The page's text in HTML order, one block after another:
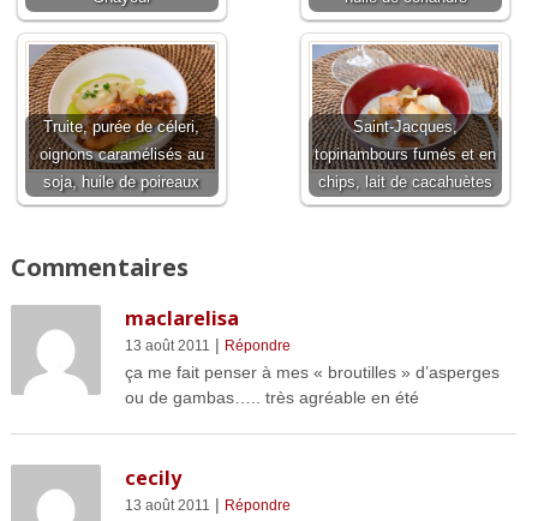
Truite, purée de céleri,
oignons caramélisés au
soja, huile de poireaux
Saint-Jacques,
topinambours fumés et en
chips, lait de cacahuètes
Commentaires
maclarelisa
13 août 2011 | Répondre
ça me fait penser à mes « broutilles » d’asperges
ou de gambas….. très agréable en été
cecily
13 août 2011 | Répondre